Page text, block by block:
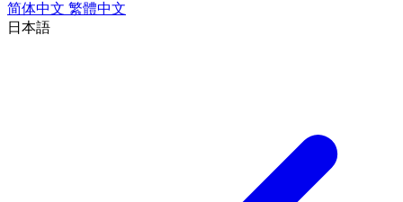
简体中文 繁體中文
日本語